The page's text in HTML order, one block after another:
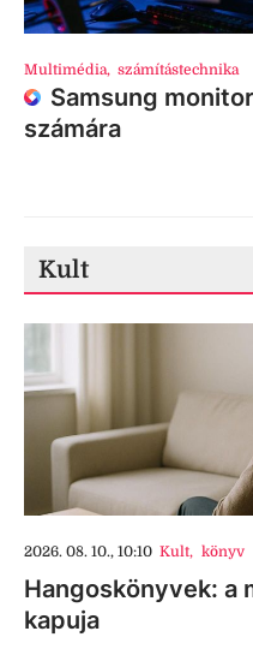
Multimédia, számítástechnika
Samsung
számára
Kult
2026. 08. 10., 10:10 Kult, könyv
Hangoskönyvek: a
kapuja